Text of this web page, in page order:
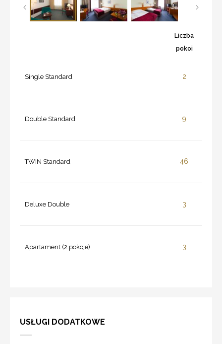
Liczba
pokoi
Single Standard 2
Double Standard 9
TWIN Standard 46
Deluxe Double 3
Apartament (2 pokoje) 3
USŁUGI DODATKOWE